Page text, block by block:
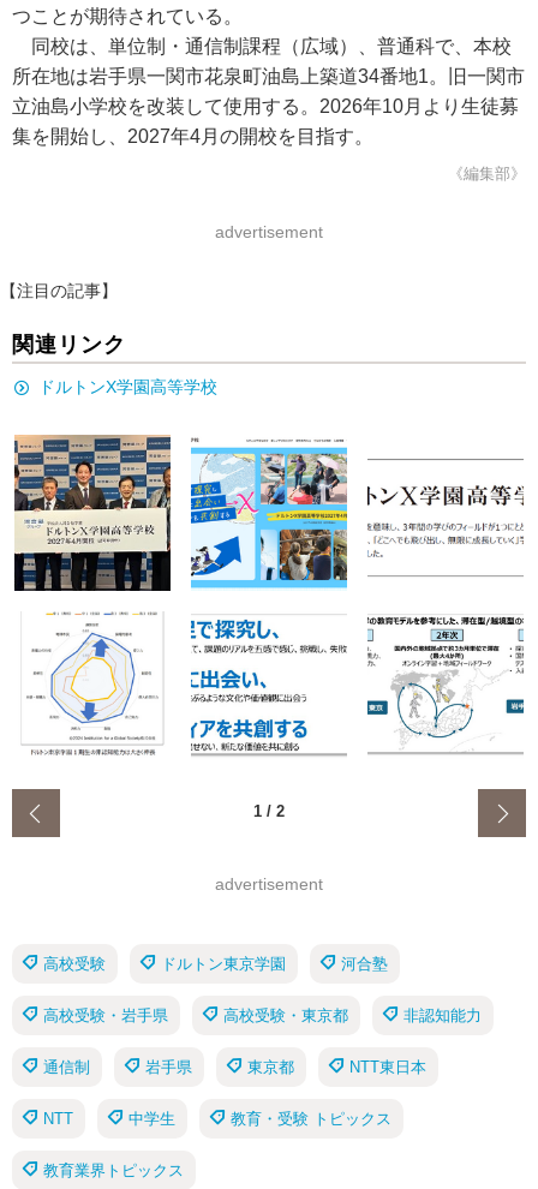
つことが期待されている。
同校は、単位制・通信制課程（広域）、普通科で、本校
所在地は岩手県一関市花泉町油島上築道34番地1。旧一関市
立油島小学校を改装して使用する。2026年10月より生徒募
集を開始し、2027年4月の開校を目指す。
《編集部》
advertisement
【注目の記事】
関連リンク
ドルトンX学園高等学校
1 / 2
advertisement
高校受験 ドルトン東京学園 河合塾
高校受験・岩手県 高校受験・東京都 非認知能力
通信制 岩手県 東京都 NTT東日本
NTT 中学生 教育・受験 トピックス
教育業界トピックス